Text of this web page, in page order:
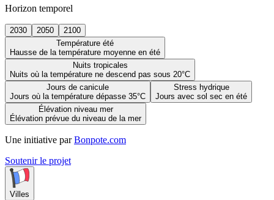
Horizon temporel
2030 2050
2100
Température été
Hausse de la température moyenne en été
Nuits tropicales
Nuits où la température ne descend pas sous 20°C
Jours de canicule
Jours où la température dépasse 35°C
Stress hydrique
Jours avec sol sec en été
Élévation niveau mer
Élévation prévue du niveau de la mer
Une initiative par Bonpote.com
Soutenir le projet
Villes